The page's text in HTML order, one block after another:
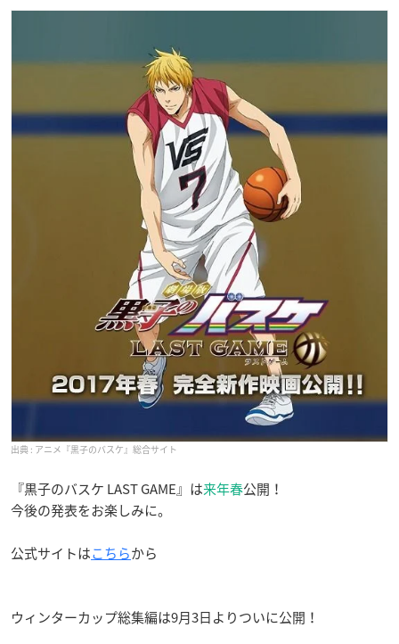
アニメ『黒子のバスケ』総合サイト
『黒子のバスケ LAST GAME』は来年春公開！
今後の発表をお楽しみに。
公式サイトはこちらから
ウィンターカップ総集編は9月3日よりついに公開！